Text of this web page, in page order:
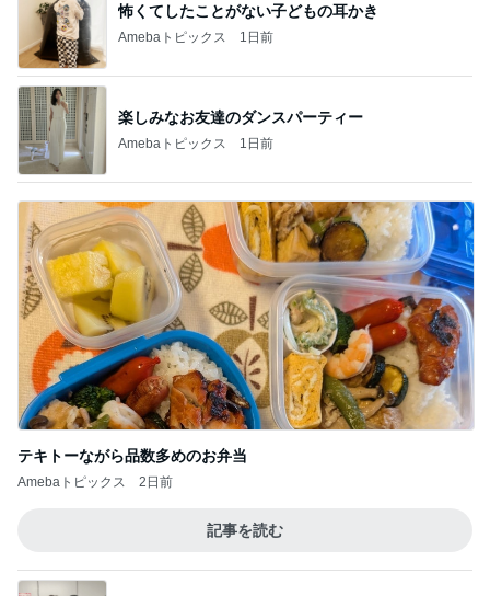
怖くてしたことがない子どもの耳かき
Amebaトピックス 1日前
楽しみなお友達のダンスパーティー
Amebaトピックス 1日前
テキトーながら品数多めのお弁当
Amebaトピックス 2日前
記事を読む